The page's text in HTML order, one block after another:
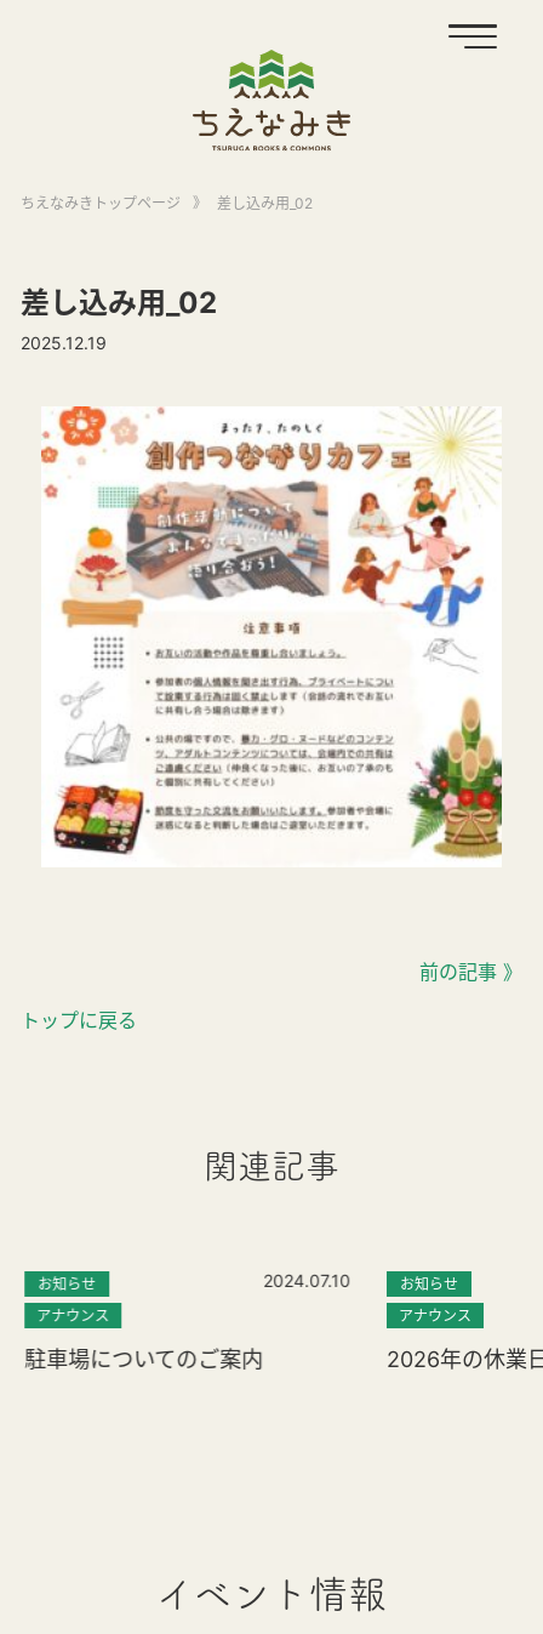
ちえなみきトップページ 》 差し込み用_02
差し込み用_02
2025.12.19
トップに戻る
前の記事 》
関連記事
お知らせ
アナウンス
2024.07.10
駐車場についてのご案内
お知らせ
アナウンス
2026年の休業
イベント情報